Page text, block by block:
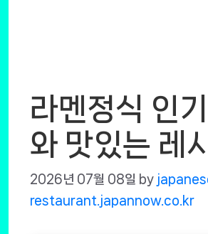
라멘정식 인
와 맛있는 레
2026년 07월 08일 by
restaurant.japannow.co.kr